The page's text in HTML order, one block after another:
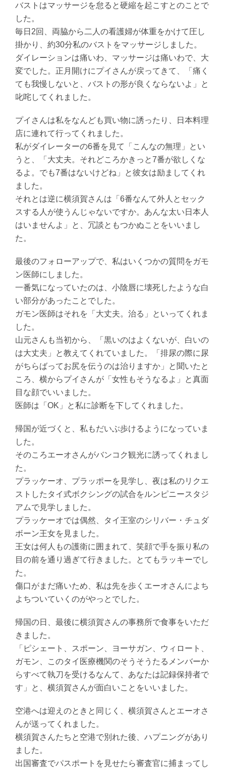
バストはマッサージを怠ると硬縮を起こすとのことで
した。
毎日2回、両脇から二人の看護婦が体重をかけて圧し
掛かり、約30分私のバストをマッサージしました。
ダイレーションは痛いわ、マッサージは痛いわで、大
変でした。正月開けにプイさんが戻ってきて、「痛く
ても我慢しないと、バストの形が良くならないよ」と
叱咤してくれました。
プイさんは私をなんども買い物に誘ったり、日本料理
店に連れて行ってくれました。
私がダイレーターの6番を見て「こんなの無理」とい
うと、「大丈夫。それどころかきっと7番が欲しくな
るよ。でも7番はないけどね」と彼女は励ましてくれ
ました。
それとは逆に横須賀さんは「6番なんて外人とセック
スする人が使うんじゃないですか。あんな太い日本人
はいませんよ」と、冗談ともつかぬことをいいまし
た。
最後のフォローアップで、私はいくつかの質問をガモ
ン医師にしました。
一番気になっていたのは、小陰唇に壊死したような白
い部分があったことでした。
ガモン医師はそれを「大丈夫。治る」といってくれま
した。
山元さんも当初から、「黒いのはよくないが、白いの
は大丈夫」と教えてくれていました。「排尿の際に尿
がちらばってお尻を伝うのは治りますか」と聞いたと
ころ、横からプイさんが「女性もそうなるよ」と真面
目な顔でいいました。
医師は「OK」と私に診断を下してくれました。
帰国が近づくと、私もだいぶ歩けるようになっていま
した。
そのころエーオさんがバンコク観光に誘ってくれまし
た。
プラッケーオ、プラッポーを見学し、夜は私のリクエ
ストしたタイ式ボクシングの試合をルンピニースタジ
アムで見学しました。
プラッケーオでは偶然、タイ王室のシリバー・チュダ
ボーン王女を見ました。
王女は何人もの護衛に囲まれて、笑顔で手を振り私の
目の前を通り過ぎて行きました。とてもラッキーでし
た。
傷口がまだ痛いため、私は先を歩くエーオさんによち
よちついていくのがやっとでした。
帰国の日、最後に横須賀さんの事務所で食事をいただ
きました。
「ピシェート、スポーン、ヨーサガン、ウィロート、
ガモン、このタイ医療機関のそうそうたるメンバーか
らすべて執刀を受けるなんて、あなたは記録保持者で
す」と、横須賀さんが面白いことをいいました。
空港へは迎えのときと同じく、横須賀さんとエーオさ
んが送ってくれました。
横須賀さんたちと空港で別れた後、ハプニングがあり
ました。
出国審査でパスポートを見せたら審査官に捕まってし